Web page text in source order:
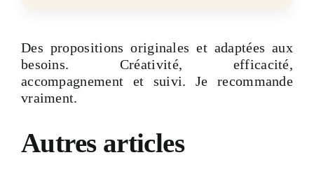
Notre équipe
Devis & Contact
Des propositions originales et adaptées aux
besoins. Créativité, efficacité,
accompagnement et suivi. Je recommande
vraiment.
Autres articles